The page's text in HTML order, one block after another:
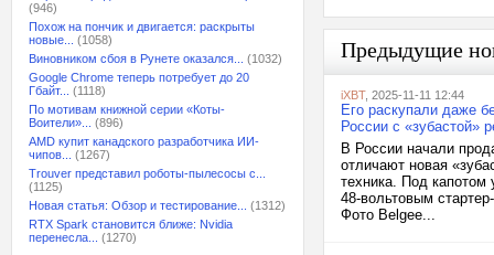
(946)
Похож на пончик и двигается: раскрыты
новые...
(1058)
Виновником сбоя в Рунете оказался...
(1032)
Google Chrome теперь потребует до 20
Гбайт...
(1118)
По мотивам книжной серии «Коты-
Воители»...
(896)
AMD купит канадского разработчика ИИ-
чипов...
(1267)
Trouver представил роботы-пылесосы с...
(1125)
Новая статья: Обзор и тестирование...
(1312)
RTX Spark становится ближе: Nvidia
перенесла...
(1270)
Предыдущие
iXBT, 2025-11-11 12:44
Его раскупали даже
России с «зубастой»
В России начали
отличают новая
техника. Под
48-вольтовым
Фото Belgee...